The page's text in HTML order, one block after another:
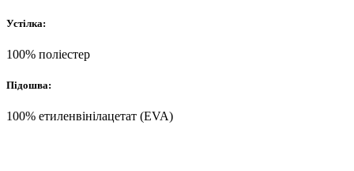
Устілка:
100% поліестер
Підошва:
100% етиленвінілацетат (EVA)